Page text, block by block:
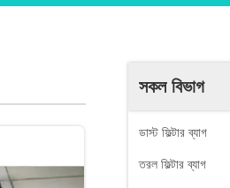
সকল বিভাগ
ডাস্ট ফিল্টার ব্যাগ
তরল ফিল্টার ব্যাগ